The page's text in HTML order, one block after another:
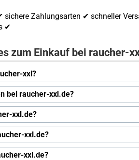
sichere Zahlungsarten ✔ schneller
✔
zum Einkauf bei raucher-
xxl?
bei raucher-xxl.de?
xxl.de?
xxl.de?
xxl.de?